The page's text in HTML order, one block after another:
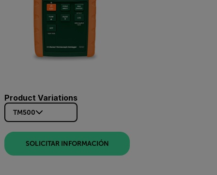
Product Variations
TM500
SOLICITAR INFORMACIÓN